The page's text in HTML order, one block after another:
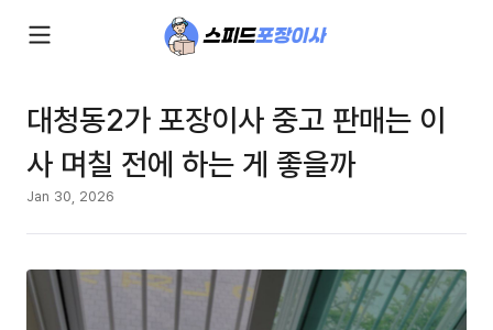
대청동2가 포장이사 중고 판매는 이
사 며칠 전에 하는 게 좋을까
Jan 30, 2026